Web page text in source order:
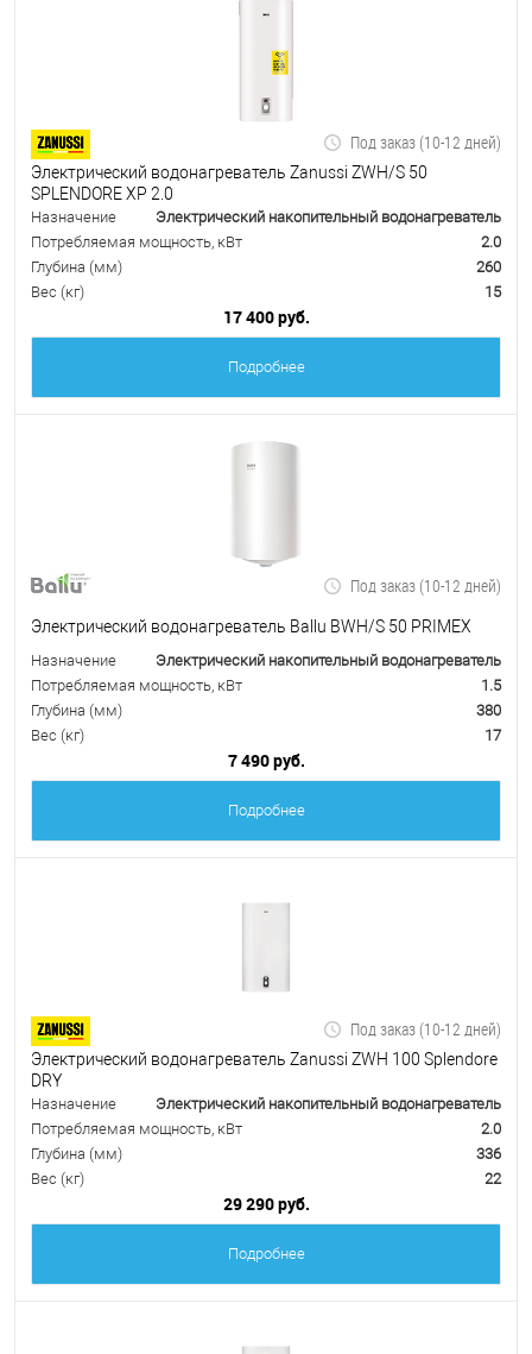
Под заказ (10-12 дней)
Электрический водонагреватель Zanussi ZWH/S 50
SPLENDORE XP 2.0
Назначение
Электрический накопительный водонагреватель
Потребляемая мощность, кВт
2.0
Глубина (мм)
260
Вес (кг)
15
17 400 руб.
Подробнее
Под заказ (10-12 дней)
Электрический водонагреватель Ballu BWH/S 50 PRIMEX
Назначение
Электрический накопительный водонагреватель
Потребляемая мощность, кВт
1.5
Глубина (мм)
380
Вес (кг)
17
7 490 руб.
Подробнее
Под заказ (10-12 дней)
Электрический водонагреватель Zanussi ZWH 100 Splendore
DRY
Назначение
Электрический накопительный водонагреватель
Потребляемая мощность, кВт
2.0
Глубина (мм)
336
Вес (кг)
22
29 290 руб.
Подробнее